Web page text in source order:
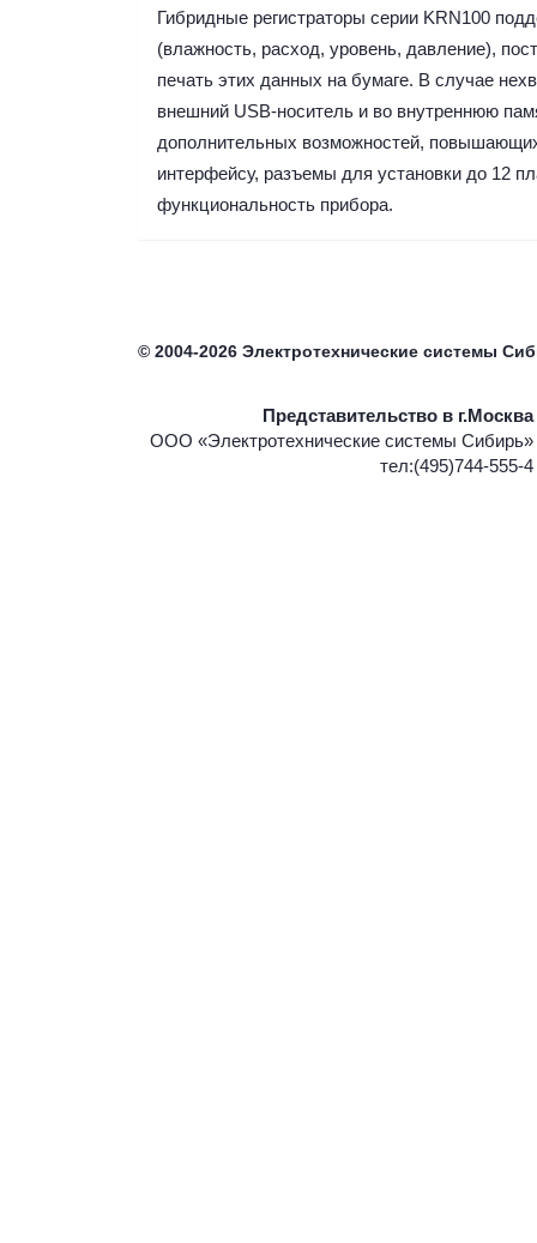
Гибридные регистраторы серии KRN100
(влажность, расход, уровень, давление),
печать этих данных на бумаге. В случае
внешний USB-носитель и во внутреннюю
дополнительных возможностей,
интерфейсу, разъемы для установки до 12
функциональность прибора.
© 2004-2026 Электротехнические системы
Представительство в г.Москва
ООО «Электротехнические системы Сибирь»
тел:(495)744-555-4